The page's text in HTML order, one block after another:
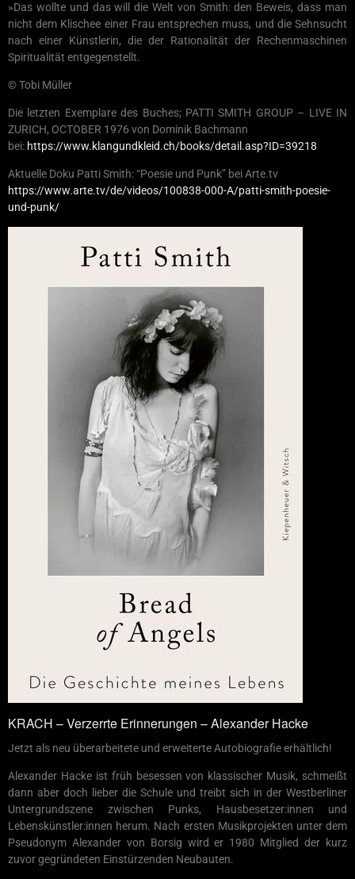
»Das wollte und das will die Welt von Smith: den Beweis, dass man
nicht dem Klischee einer Frau entsprechen muss, und die Sehnsucht
nach einer Künstlerin, die der Rationalität der Rechenmaschinen
Spiritualität entgegenstellt.
© Tobi Müller
Die letzten Exemplare des Buches; PATTI SMITH GROUP – LIVE IN
ZURICH, OCTOBER 1976 von Dominik Bachmann
bei: https://www.klangundkleid.ch/books/detail.asp?ID=39218
Aktuelle Doku Patti Smith: “Poesie und Punk” bei Arte.tv
https://www.arte.tv/de/videos/100838-000-A/patti-smith-poesie-
und-punk/
KRACH – Verzerrte Erinnerungen – Alexander Hacke
Jetzt als neu überarbeitete und erweiterte Autobiografie erhältlich!
Alexander Hacke ist früh besessen von klassischer Musik, schmeißt
dann aber doch lieber die Schule und treibt sich in der Westberliner
Untergrundszene zwischen Punks, Hausbesetzer:innen und
Lebenskünstler:innen herum. Nach ersten Musikprojekten unter dem
Pseudonym Alexander von Borsig wird er 1980 Mitglied der kurz
zuvor gegründeten Einstürzenden Neubauten.